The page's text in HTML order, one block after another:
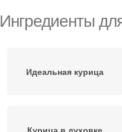
Ингредиенты
Идеальная курица
Курица в духовке